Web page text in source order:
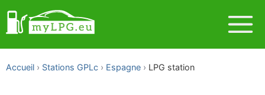
Accueil Stations GPLc Espagne LPG station